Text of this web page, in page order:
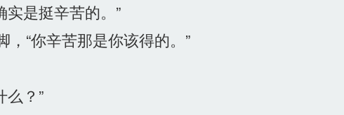
是挺辛苦的。”
“你辛苦那是你该得的。”
？”